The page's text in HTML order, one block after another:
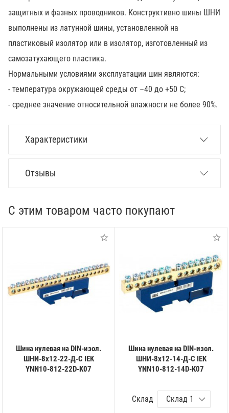
защитных и фазных проводников. Конструктивно шины ШНИ
выполнены из латунной шины, установленной на
пластиковый изолятор или в изолятор, изготовленный из
самозатухающего пластика.
Нормальными условиями эксплуатации шин являютcя:
- температура окружающей среды от –40 до +50 С;
- среднее значение относительной влажности не более 90%.
Характеристики
Отзывы
С этим товаром часто покупают
Шина нулевая на DIN-изол.
ШНИ-8х12-22-Д-С IEK
YNN10-812-22D-K07
Шина нулевая на DIN-изол.
ШНИ-8х12-14-Д-С IEK
YNN10-812-14D-K07
Склад